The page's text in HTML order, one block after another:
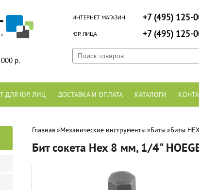
р.
ИНТЕРНЕТ МАГАЗИН +7 (495) 125-
ЮР. ЛИЦА +7 (495) 125-
ДЛЯ ЮР. ЛИЦ ДОСТАВКА И ОПЛАТА КАТАЛОГИ
Главная »Механические инструменты»Биты»Биты HEX
Бит сокета Hex 8 мм, 1/4"